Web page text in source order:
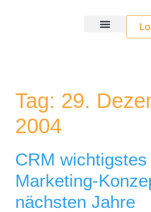
Tag: 29.
2004
CRM wichtigstes
Marketing-
nächsten Jahre